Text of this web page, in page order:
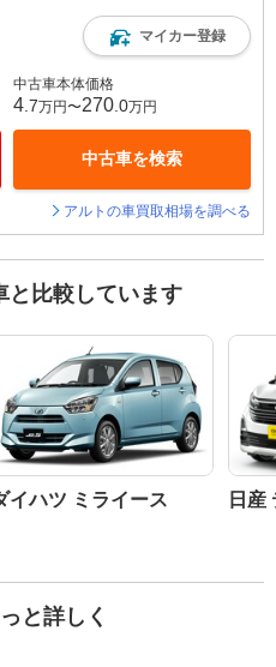
マイカー登録
中古車本体価格
4 .7万円〜270 .0万円
中古車を検索
アルトの車買取相場を調べる
と比較しています
イハツ ミライース 日産
と詳しく